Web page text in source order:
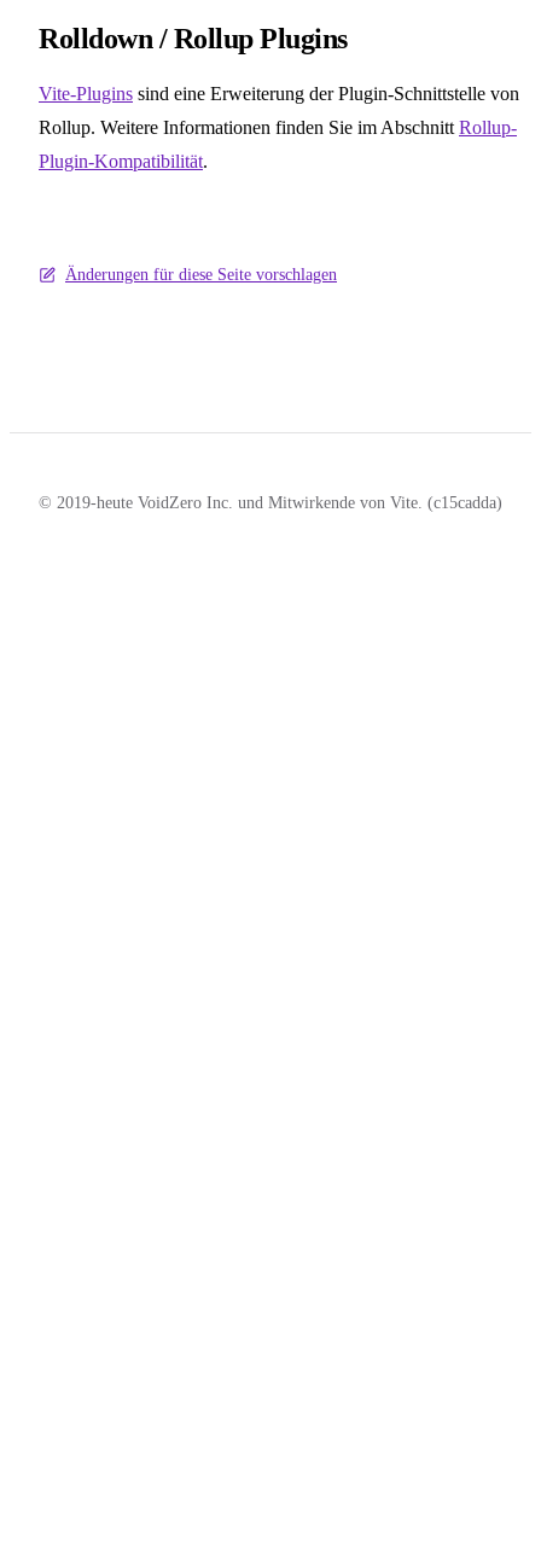
Rolldown / Rollup Plugins
Vite-Plugins sind eine Erweiterung der Plugin-Schnittstelle von
Rollup. Weitere Informationen finden Sie im Abschnitt Rollup-
Plugin-Kompatibilität.
Änderungen für diese Seite vorschlagen
© 2019-heute VoidZero Inc. und Mitwirkende von Vite. (c15cadda)